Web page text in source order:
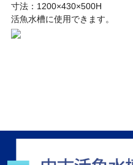
寸法：1200×430×500H
活魚水槽に使用できます。